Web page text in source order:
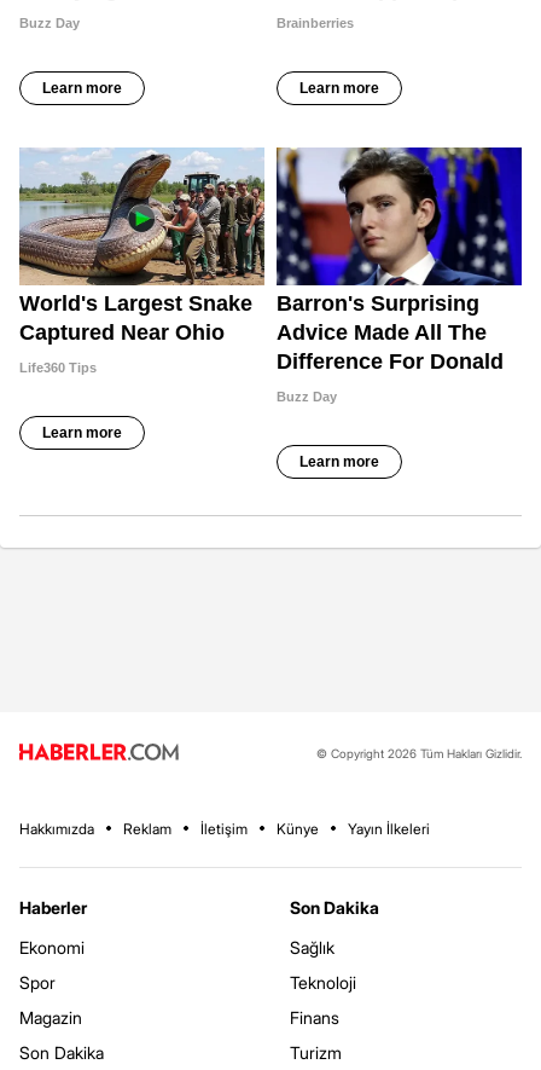
© Copyright 2026 Tüm Hakları Gizlidir.
Hakkımızda Reklam İletişim Künye Yayın İlkeleri
Haberler
Ekonomi
Spor
Magazin
Son Dakika
Son Dakika
Sağlık
Teknoloji
Finans
Turizm